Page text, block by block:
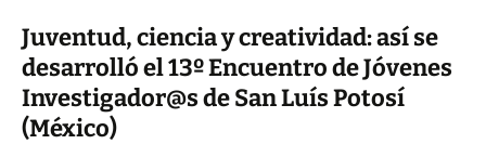
Juventud, ciencia y creatividad: así se
desarrolló el 13º Encuentro de Jóvenes
Investigador@s de San Luís Potosí
(México)